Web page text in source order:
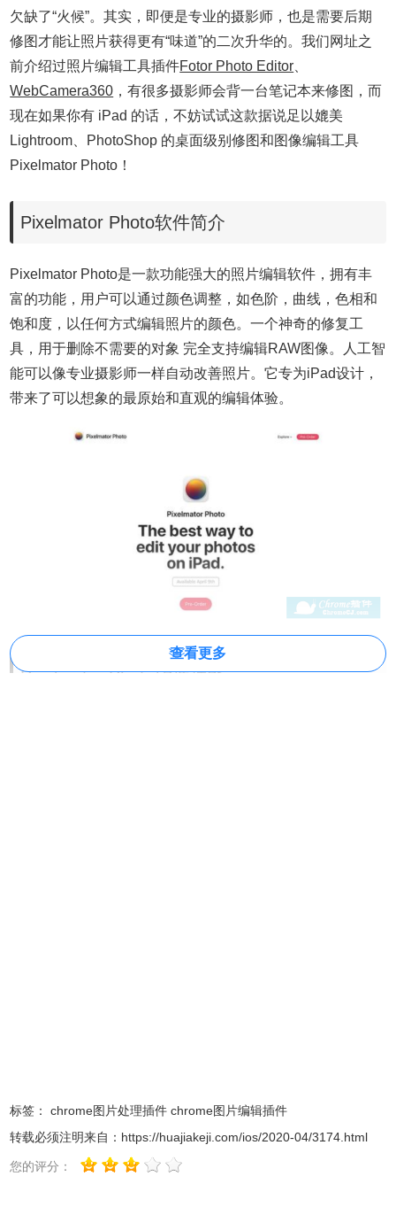
欠缺了“火候”。其实，即便是专业的摄影师，也是需要后期
修图才能让照片获得更有“味道”的二次升华的。我们网址之
前介绍过照片编辑工具插件Fotor Photo Editor
WebCamera360 ，有很多摄影师会背一台笔记本来修图，而
现在如果你有 iPad 的话，不妨试试这款据说足以媲美
Lightroom、PhotoShop 的桌面级别修图和图像编辑工具
Pixelmator Photo！
Pixelmator Photo软件简介
Pixelmator Photo是一款功能强大的照片编辑软件，拥有丰
富的功能，用户可以通过颜色调整，如色阶，曲线，色相和
饱和度，以任何方式编辑照片的颜色。一个神奇的修复工
具，用于删除不需要的对象 完全支持编辑RAW图像。人工智
能可以像专业摄影师一样自动改善照片。它专为iPad设计，
带来了可以想象的最原始和直观的编辑体验。
Pixelmator Photo软件功能
5.善阴影，中间调和高光中的颜色平衡。
查看更多
标签： chrome图片处理插件 chrome图片编辑插件
转载必须注明来自： https://huajiakeji.com/ios/2020-04/3174.html
您的评分：